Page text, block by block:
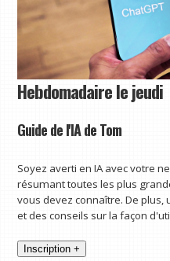
Hebdomadaire le jeudi
Guide de l'IA de Tom
Soyez averti en IA avec votre
résumant toutes les plus
vous devez connaître. De
et des conseils sur la façon
Inscription +